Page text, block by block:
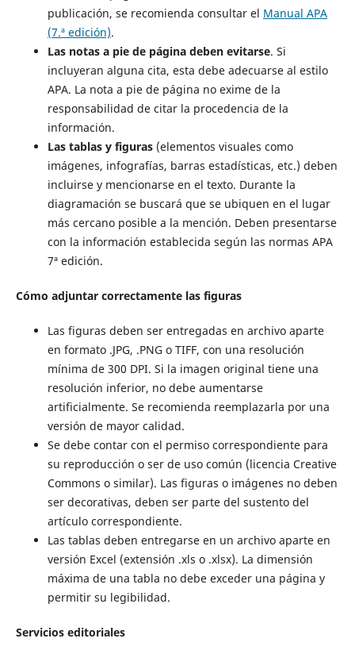
publicación, se recomienda consultar el Manual APA
(7.ª edición).
Las notas a pie de página deben evitarse. Si
incluyeran alguna cita, esta debe adecuarse al estilo
APA. La nota a pie de página no exime de la
responsabilidad de citar la procedencia de la
información.
Las tablas y figuras(elementos visuales como
imágenes, infografías, barras estadísticas, etc.) deben
incluirse y mencionarse en el texto. Durante la
diagramación se buscará que se ubiquen en el lugar
más cercano posible a la mención. Deben presentarse
con la información establecida según las normas APA
7ª edición.
Cómo adjuntar correctamente las figuras
Las figuras deben ser entregadas en archivo aparte
en formato .JPG, .PNG o TIFF, con una resolución
mínima de 300 DPI. Si la imagen original tiene una
resolución inferior, no debe aumentarse
artificialmente. Se recomienda reemplazarla por una
versión de mayor calidad.
Se debe contar con el permiso correspondiente para
su reproducción o ser de uso común (licencia Creative
Commons o similar). Las figuras o imágenes no deben
ser decorativas, deben ser parte del sustento del
artículo correspondiente.
Las tablas deben entregarse en un archivo aparte en
versión Excel (extensión .xls o .xlsx). La dimensión
máxima de una tabla no debe exceder una página y
permitir su legibilidad.
Servicios editoriales